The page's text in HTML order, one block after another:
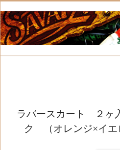
ラバースカート ２ヶ
ク （オレンジ×イエ